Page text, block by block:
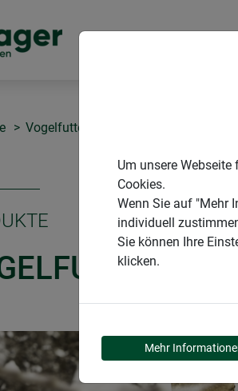
Vogelfuttersilos
Um unsere
Cookies.
Wenn Sie auf "Mehr
individuell
Sie können Ihre
klicken.
Mehr